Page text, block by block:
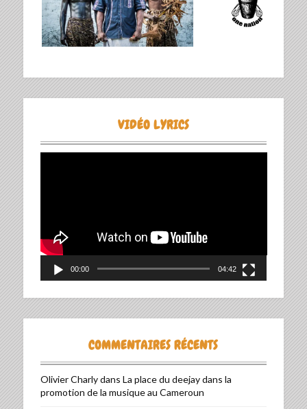
VIDÉO LYRICS
00:00 04:42
COMMENTAIRES RÉCENTS
Olivier Charlydans La place du deejay dans la
promotion de la musique au Cameroun